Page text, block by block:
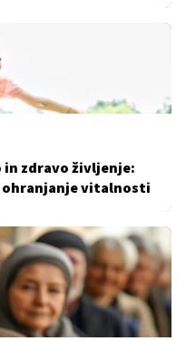
in zdravo življenje:
ohranjanje vitalnosti